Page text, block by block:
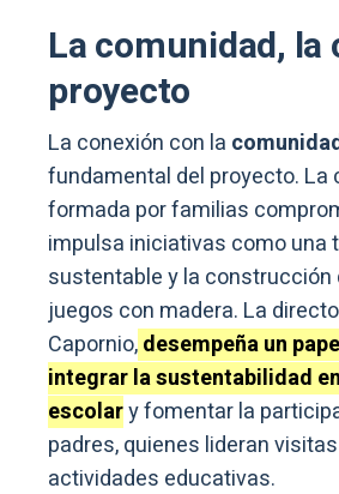
La comunidad, la
proyecto
La conexión con la
fundamental del proyecto. La
formada por familias
impulsa iniciativas como una
sustentable y la construcción
juegos con madera. La
Capornio,desempeña un
integrar la sustentabilidad
escolary fomentar la
padres, quienes lideran
actividades educativas.